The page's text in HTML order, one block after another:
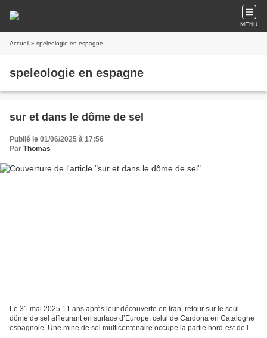
MENU
Accueil » speleologie en espagne
speleologie en espagne
sur et dans le dôme de sel
Publié le 01/06/2025 à 17:56
Par Thomas
Le 31 mai 2025 11 ans après leur découverte en Iran, retour sur le seul
dôme de sel affleurant en surface d’Europe, celui de Cardona en Catalogne
espagnole. Une mine de sel multicentenaire occupe la partie nord-est de la